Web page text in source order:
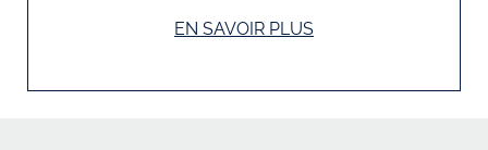
EN SAVOIR PLUS